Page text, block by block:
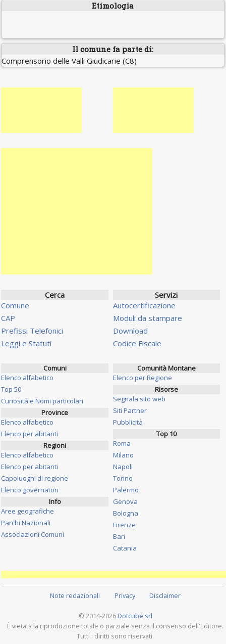
Etimologia
Il comune fa parte di:
Comprensorio delle Valli Giudicarie (C8)
Cerca
Comune
CAP
Prefissi Telefonici
Leggi e Statuti
Servizi
Autocertificazione
Moduli da stampare
Download
Codice Fiscale
Comuni
Elenco alfabetico
Top 50
Curiosità e Nomi particolari
Province
Elenco alfabetico
Elenco per abitanti
Regioni
Elenco alfabetico
Elenco per abitanti
Capoluoghi di regione
Elenco governatori
Info
Aree geografiche
Parchi Nazionali
Associazioni Comuni
Comunità Montane
Elenco per Regione
Risorse
Segnala sito web
Siti Partner
Pubblicità
Top 10
Roma
Milano
Napoli
Torino
Palermo
Genova
Bologna
Firenze
Bari
Catania
Note redazionali Privacy Disclaimer
© 2014-2026 Dotcube srl
È vietata la riproduzione totale o parziale senza il consenso dell'Editore.
Tutti i diritti sono riservati.